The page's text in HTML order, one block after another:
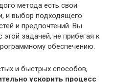
метода есть свои
и выбор подходящего
и предпочтений. Вы
задачей, не прибегая к
обеспечению.
и быстрых способов,
ускорить процесс